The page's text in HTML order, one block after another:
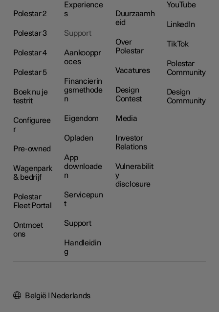
Polestar 2
Polestar 3
Polestar 4
Polestar 5
Boek nu je
testrit
Configuree
r
Pre-owned
Wagenpark
& bedrijf
Polestar
Fleet Portal
Ontmoet
ons
Experience
s
Support
Aankooppr
oces
Financierin
gsmethode
n
Eigendom
Opladen
App
downloade
n
Servicepun
t
Support
Handleidin
g
Duurzaamh
eid
Over
Polestar
Vacatures
Design
Contest
Media
Investor
Relations
Vulnerabilit
y
disclosure
YouTube
LinkedIn
TikTok
Polestar
Community
Design
Community
België | Nederlands